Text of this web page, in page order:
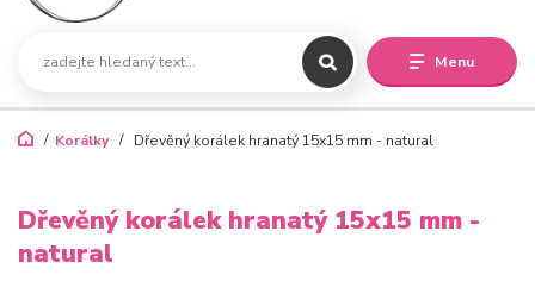
Menu
Korálky Dřevěný korálek hranatý 15x15 mm - natural
Dřevěný korálek hranatý 15x15 mm -
natural